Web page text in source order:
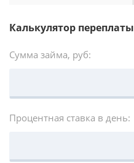
Калькулятор переплаты
Сумма займа, руб:
Процентная ставка в день: